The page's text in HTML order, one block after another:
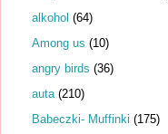
alkohol (64)
Among us (10)
angry birds (36)
auta (210)
Babeczki- Muffinki (175)